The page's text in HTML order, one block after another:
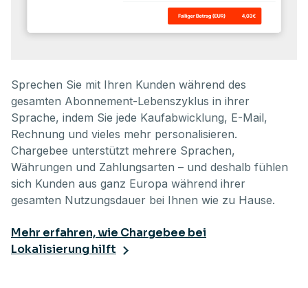
Sprechen Sie mit Ihren Kunden während des
gesamten Abonnement-Lebenszyklus in ihrer
Sprache, indem Sie jede Kaufabwicklung, E-Mail,
Rechnung und vieles mehr personalisieren.
Chargebee unterstützt mehrere Sprachen,
Währungen und Zahlungsarten – und deshalb fühlen
sich Kunden aus ganz Europa während ihrer
gesamten Nutzungsdauer bei Ihnen wie zu Hause.
Mehr erfahren, wie Chargebee bei
Lokalisierung hilft